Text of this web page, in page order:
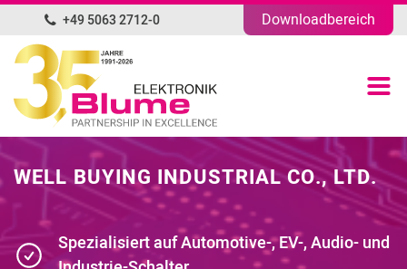
+49 5063 2712-0 Downloadbereich
WELL BUYING INDUSTRIAL CO., LTD.
Spezialisiert auf Automotive-, EV-, Audio- und
Produktübersicht
Portfolio
Unternehmen
News
DE